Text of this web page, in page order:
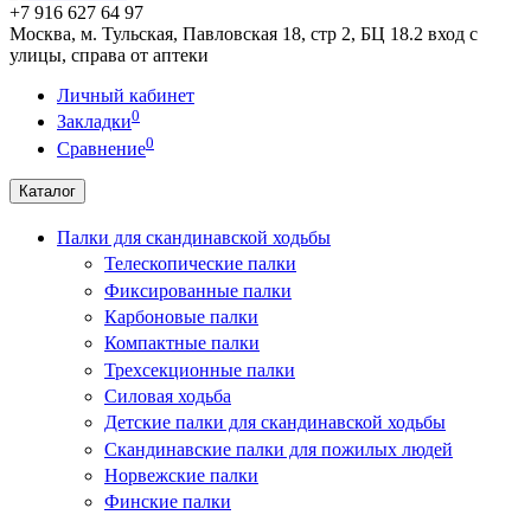
+7 916 627 64 97
Москва, м. Тульская, Павловская 18, стр 2, БЦ 18.2 вход с
улицы, справа от аптеки
Личный кабинет
Закладки0
Сравнение0
Каталог
Палки для скандинавской ходьбы
Телескопические палки
Фиксированные палки
Карбоновые палки
Компактные палки
Трехсекционные палки
Силовая ходьба
Детские палки для скандинавской ходьбы
Скандинавские палки для пожилых людей
Норвежские палки
Финские палки